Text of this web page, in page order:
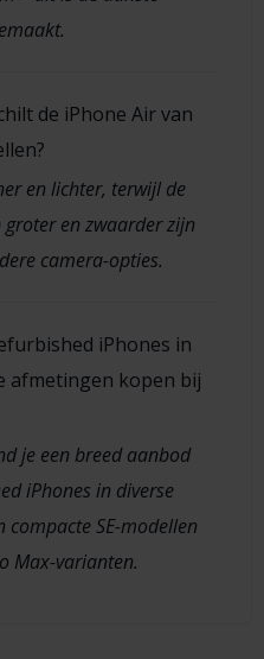
de iPhone Air van
en lichter, terwijl de
en zwaarder zijn
camera-opties.
iPhones in
afmetingen kopen bij
je een breed aanbod
iPhones in diverse
compacte SE-modellen
Max-varianten.